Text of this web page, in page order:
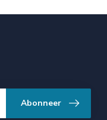
Abonneer